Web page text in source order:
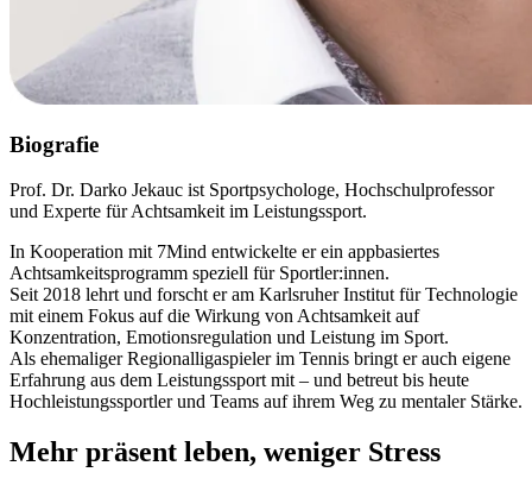
Biografie
Prof. Dr. Darko Jekauc ist Sportpsychologe, Hochschulprofessor
und Experte für Achtsamkeit im Leistungssport.
In Kooperation mit 7Mind entwickelte er ein appbasiertes
Achtsamkeitsprogramm speziell für Sportler:innen.
Seit 2018 lehrt und forscht er am Karlsruher Institut für Technologie
mit einem Fokus auf die Wirkung von Achtsamkeit auf
Konzentration, Emotionsregulation und Leistung im Sport.
Als ehemaliger Regionalligaspieler im Tennis bringt er auch eigene
Erfahrung aus dem Leistungssport mit – und betreut bis heute
Hochleistungssportler und Teams auf ihrem Weg zu mentaler Stärke.
Mehr präsent leben, weniger Stress